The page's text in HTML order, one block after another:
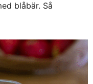
blåbär. Så